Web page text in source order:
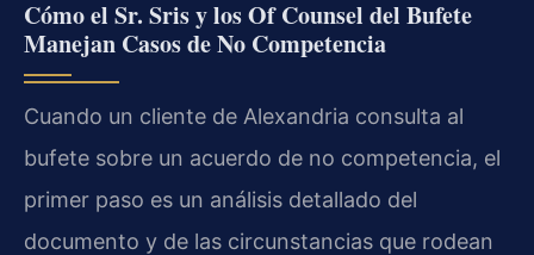
Cómo el Sr. Sris y los Of Counsel del Bufete
Manejan Casos de No Competencia
Cuando un cliente de Alexandria consulta al
bufete sobre un acuerdo de no competencia, el
primer paso es un análisis detallado del
documento y de las circunstancias que rodean